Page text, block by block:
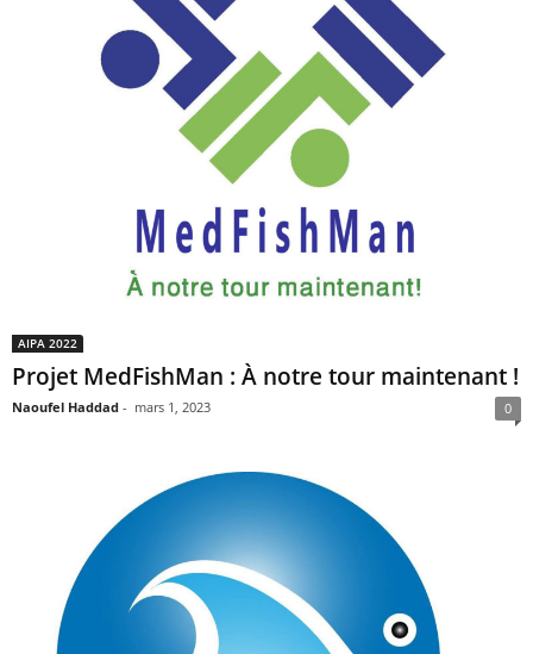
AIPA 2022
Projet MedFishMan : À notre tour maintenant !
Naoufel Haddad - mars 1, 2023 0